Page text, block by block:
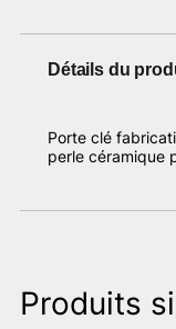
Détails du
Porte clé
perle céramique
Produits